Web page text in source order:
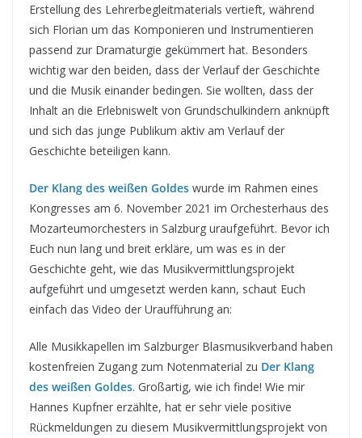
Erstellung des Lehrerbegleitmaterials vertieft, während
sich Florian um das Komponieren und Instrumentieren
passend zur Dramaturgie gekümmert hat. Besonders
wichtig war den beiden, dass der Verlauf der Geschichte
und die Musik einander bedingen. Sie wollten, dass der
Inhalt an die Erlebniswelt von Grundschulkindern anknüpft
und sich das junge Publikum aktiv am Verlauf der
Geschichte beteiligen kann.
Der Klang des weißen Goldes wurde im Rahmen eines
Kongresses am 6. November 2021 im Orchesterhaus des
Mozarteumorchesters in Salzburg uraufgeführt. Bevor ich
Euch nun lang und breit erkläre, um was es in der
Geschichte geht, wie das Musikvermittlungsprojekt
aufgeführt und umgesetzt werden kann, schaut Euch
einfach das Video der Uraufführung an:
Alle Musikkapellen im Salzburger Blasmusikverband haben
kostenfreien Zugang zum Notenmaterial zu Der Klang
des weißen Goldes. Großartig, wie ich finde! Wie mir
Hannes Kupfner erzählte, hat er sehr viele positive
Rückmeldungen zu diesem Musikvermittlungsprojekt von